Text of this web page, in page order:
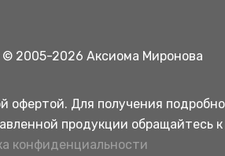
© 2005-2026 Аксиома Миронова
офертой. Для получения
продукции обращайтесь
конфиденциальности